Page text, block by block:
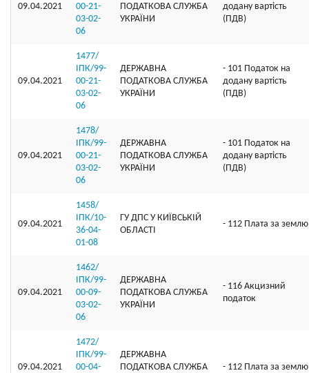
09.04.2021
00-21-
03-02-
06
ПОДАТКОВА СЛУЖБА
УКРАЇНИ
додану вартість
(ПДВ)
09.04.2021
1477/
ІПК/99-
00-21-
03-02-
06
ДЕРЖАВНА
ПОДАТКОВА СЛУЖБА
УКРАЇНИ
- 101 Податок на
додану вартість
(ПДВ)
09.04.2021
1478/
ІПК/99-
00-21-
03-02-
06
ДЕРЖАВНА
ПОДАТКОВА СЛУЖБА
УКРАЇНИ
- 101 Податок на
додану вартість
(ПДВ)
09.04.2021
1458/
ІПК/10-
36-04-
01-08
ГУ ДПС У КИЇВСЬКІЙ
ОБЛАСТІ
- 112 Плата за землю
09.04.2021
1462/
ІПК/99-
00-09-
03-02-
06
ДЕРЖАВНА
ПОДАТКОВА СЛУЖБА
УКРАЇНИ
- 116 Акцизний
податок
09.04.2021
1472/
ІПК/99-
00-04-
ДЕРЖАВНА
ПОДАТКОВА СЛУЖБА
- 112 Плата за землю